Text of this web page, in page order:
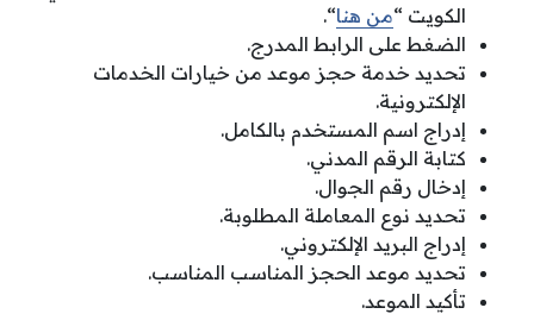
الكويت “من هنا“
.
الضغط على الرابط المدرج.
تحديد خدمة حجز موعد من خيارات الخدمات
الإلكترونية.
إدراج اسم المستخدم بالكامل.
كتابة الرقم المدني.
إدخال رقم الجوال.
تحديد نوع المعاملة المطلوبة.
إدراج البريد الإلكتروني.
تحديد موعد الحجز المناسب المناسب.
تأكيد الموعد.